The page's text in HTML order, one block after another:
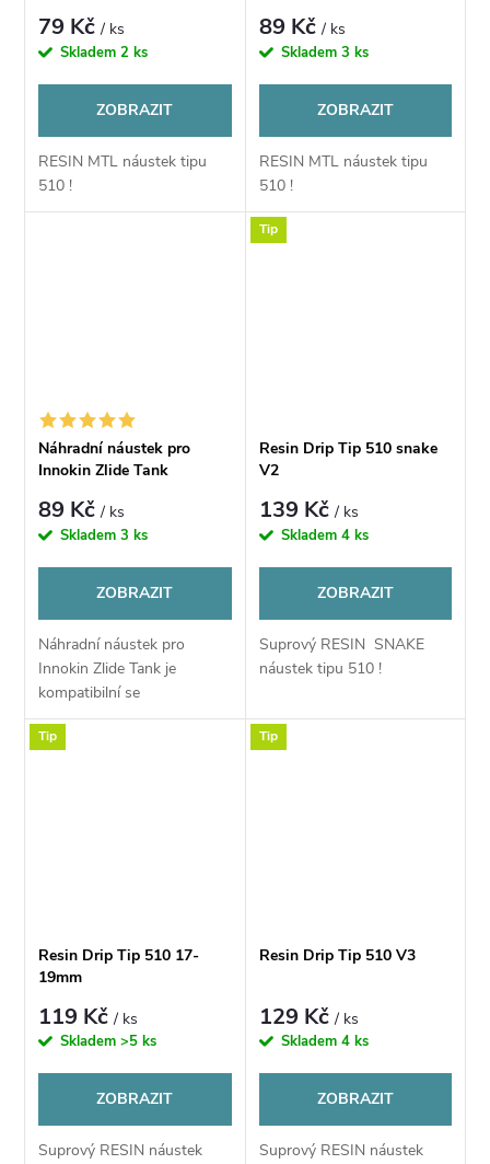
79 Kč/ ks
Skladem2 ks
ZOBRAZIT
RESIN MTL náustek tipu
510 !
89 Kč/ ks
Skladem 3 ks
ZOBRAZIT
RESIN MTL náustek tipu
510 !
Náhradní náustek pro
Innokin Zlide Tank
89 Kč/ ks
Skladem3 ks
ZOBRAZIT
Náhradní náustek pro
Innokin Zlide Tank je
kompatibilní se
stejnojmenným
clearomizérem ve verzi 2 ml
Tip
Resin Drip Tip 510 snake
V2
139 Kč/ ks
Skladem 4 ks
ZOBRAZIT
Suprový RESIN SNAKE
náustek tipu 510 !
Tip
Resin Drip Tip 510 17-
19mm
119 Kč/ ks
Skladem>5 ks
ZOBRAZIT
Suprový RESIN náustek
Tip
Resin Drip Tip 510 V3
129 Kč/ ks
Skladem 4 ks
ZOBRAZIT
Suprový RESIN náustek